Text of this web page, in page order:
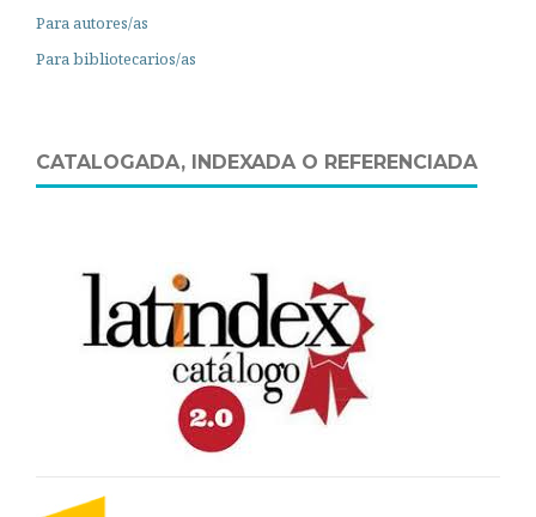
Para autores/as
Para bibliotecarios/as
CATALOGADA, INDEXADA O REFERENCIADA